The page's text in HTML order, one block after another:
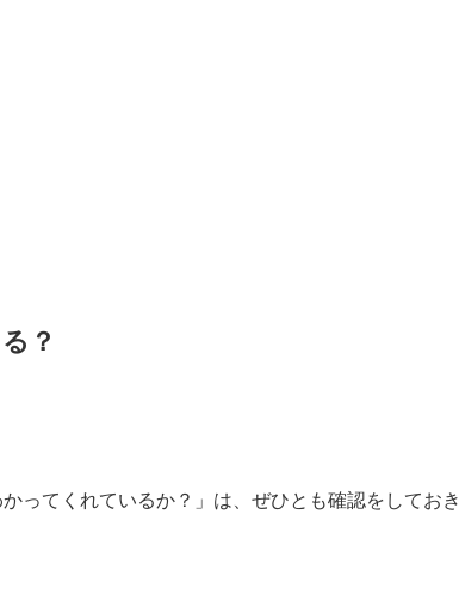
？
ってくれているか？」は、ぜひとも確認をしておき